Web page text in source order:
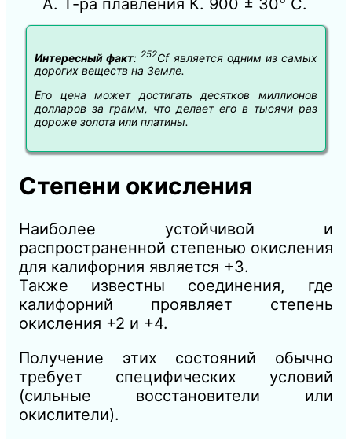
А. Т-ра плавления К. 900 ± 30° С.
Интересный факт:252Cf является одним из самых
дорогих веществ на Земле.
Его цена может достигать десятков миллионов
долларов за грамм, что делает его в тысячи раз
дороже золота или платины.
Степени окисления
Наиболее устойчивой и
распространенной степенью окисления
для калифорния является +3.
Также известны соединения, где
калифорний проявляет степень
окисления +2 и +4.
Получение этих состояний обычно
требует специфических условий
(сильные восстановители или
окислители).